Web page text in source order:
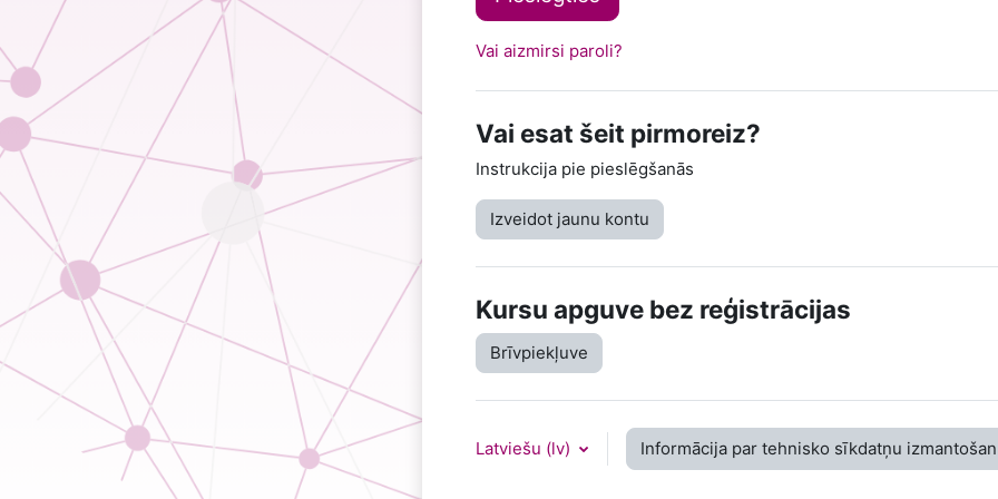
Vai aizmirsi paroli?
Vai esat šeit pirmoreiz?
Instrukcija pie pieslēgšanās
Izveidot jaunu kontu
Kursu apguve bez reģistrācijas
Brīvpiekļuve
Latviešu ‎(lv)‎ Informācija par tehnisko sīkdatņu